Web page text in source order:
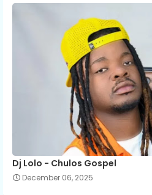
Dj Lolo - Chulos Gospel
December 06, 2025